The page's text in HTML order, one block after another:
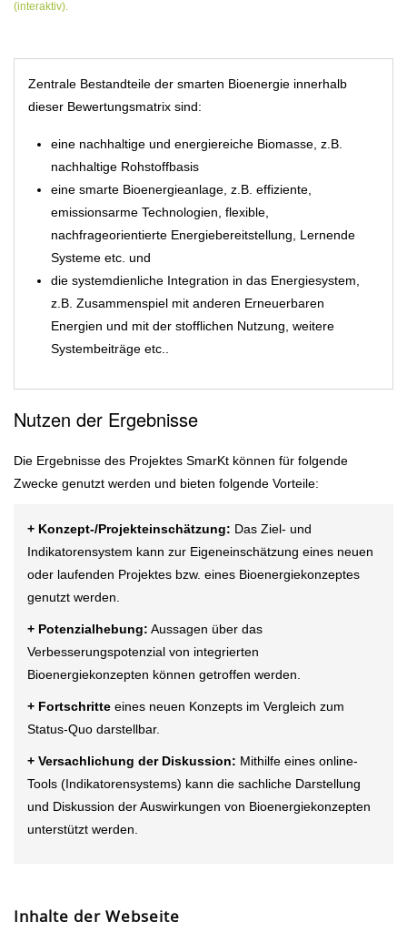
(interaktiv).
Zentrale Bestandteile der smarten Bioenergie innerhalb
dieser Bewertungsmatrix sind:
eine nachhaltige und energiereiche Biomasse, z.B.
nachhaltige Rohstoffbasis
eine smarte Bioenergieanlage, z.B. effiziente,
emissionsarme Technologien, flexible,
nachfrageorientierte Energiebereitstellung, Lernende
Systeme etc. und
die systemdienliche Integration in das Energiesystem,
z.B. Zusammenspiel mit anderen Erneuerbaren
Energien und mit der stofflichen Nutzung, weitere
Systembeiträge etc..
Nutzen der Ergebnisse
Die Ergebnisse des Projektes SmarKt können für folgende
Zwecke genutzt werden und bieten folgende Vorteile:
+ Konzept-/Projekteinschätzung: Das Ziel- und
Indikatorensystem kann zur Eigeneinschätzung eines neuen
oder laufenden Projektes bzw. eines Bioenergiekonzeptes
genutzt werden.
+ Potenzialhebung: Aussagen über das
Verbesserungspotenzial von integrierten
Bioenergiekonzepten können getroffen werden.
+ Fortschritte eines neuen Konzepts im Vergleich zum
Status-Quo darstellbar.
+ Versachlichung der Diskussion: Mithilfe eines online-
Tools (Indikatorensystems) kann die sachliche Darstellung
und Diskussion der Auswirkungen von Bioenergiekonzepten
unterstützt werden.
Inhalte der Webseite